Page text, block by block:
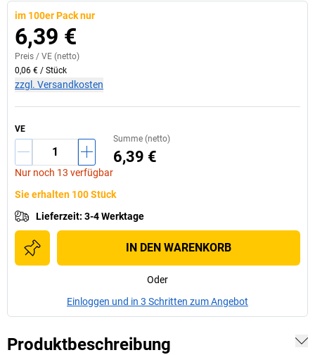
im 100er Pack nur
6,39 €
Preis / VE (netto)
0,06 € / Stück
zzgl. Versandkosten
VE
Nur noch 13 verfügbar
Summe (netto)
6,39 €
Sie erhalten 100 Stück
Lieferzeit: 3-4 Werktage
IN DEN WARENKORB
Oder
Einloggen und in 3 Schritten zum Angebot
Produktbeschreibung